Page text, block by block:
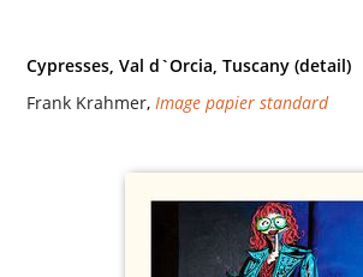
Cypresses, Val d`Orcia, Tuscany (detail)
Frank Krahmer, Image papier standard